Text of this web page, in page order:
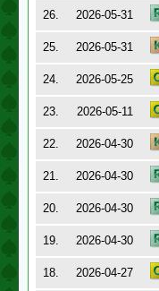
26.
2026-05-31
25.
2026-05-31
24.
2026-05-25
23.
2026-05-11
22.
2026-04-30
21.
2026-04-30
20.
2026-04-30
19.
2026-04-30
18.
2026-04-27